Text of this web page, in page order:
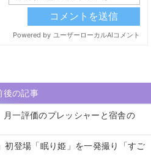
後の記事
一評価のプレッシャーと宿舎の
初登場「眠り姫」を一発撮り「すご